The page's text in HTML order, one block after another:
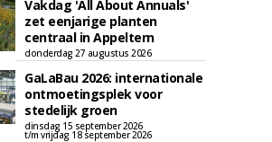
Vakdag 'All About Annuals'
zet eenjarige planten
centraal in Appeltern
donderdag 27 augustus 2026
GaLaBau 2026: internationale
ontmoetingsplek voor
stedelijk groen
dinsdag 15 september 2026
t/m vrijdag 18 september 2026